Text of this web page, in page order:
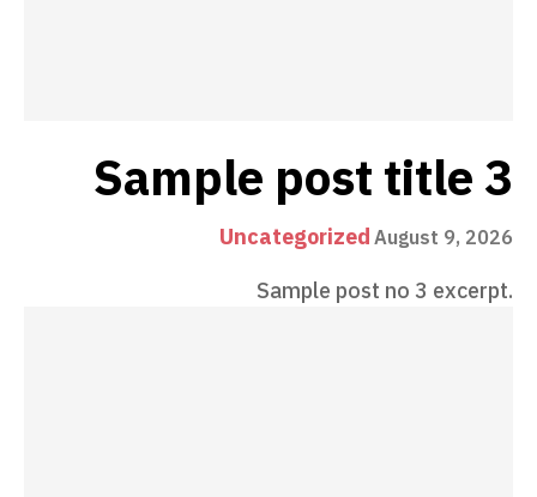
Sample post title 3
UncategorizedAugust 9, 2026
Sample post no 3 excerpt.